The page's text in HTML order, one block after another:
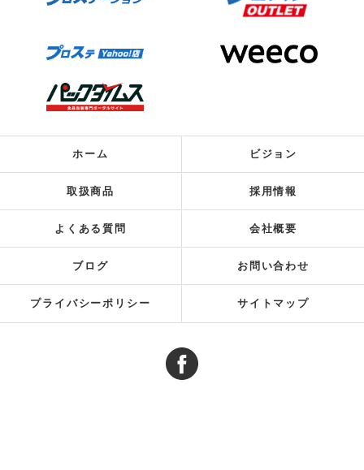
ホーム ビジョン
取扱商品 採用情報
よくある質問 会社概要
ブログ お問い合わせ
プライバシーポリシー サイトマップ